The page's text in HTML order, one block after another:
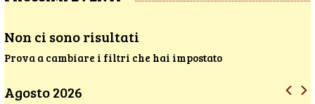
Non ci sono risultati
Prova a cambiare i filtri che hai impostato
Agosto 2026